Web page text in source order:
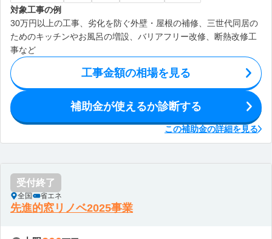
対象工事の例
30万円以上の工事、劣化を防ぐ外壁・屋根の補修、三世代同居の
ためのキッチンやお風呂の増設、バリアフリー改修、断熱改修工
事など
工事金額の相場を見る
補助金が使えるか診断する
この補助金の詳細を見る
受付終了
全国 省エネ
先進的窓リノベ2025事業